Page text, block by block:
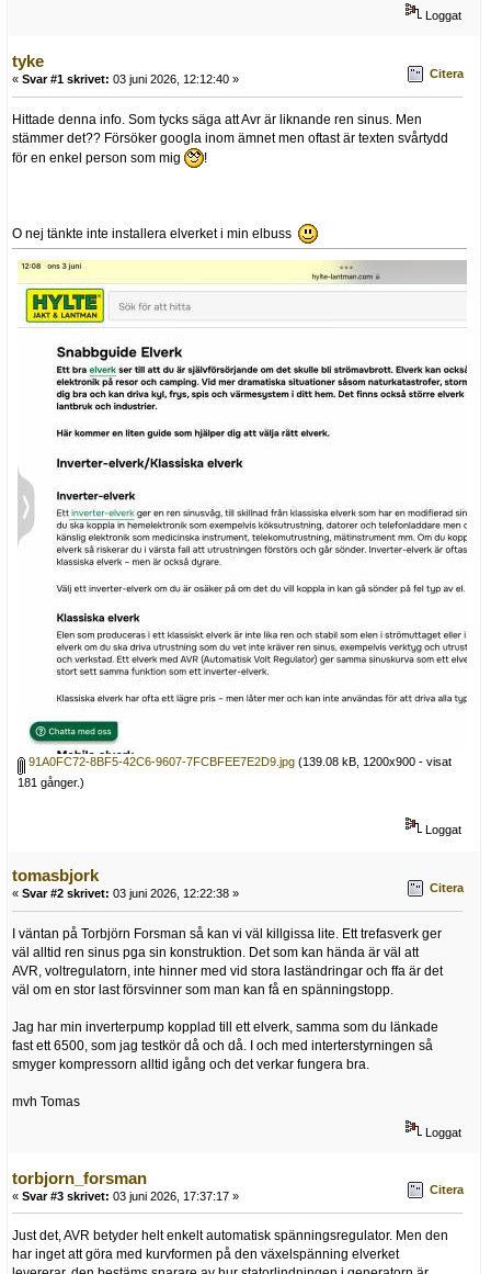
Loggat
tyke
« Svar #1 skrivet: 03 juni 2026, 12:12:40 » Citera
Hittade denna info. Som tycks säga att Avr är liknande ren sinus. Men
stämmer det?? Försöker googla inom ämnet men oftast är texten svårtydd
för en enkel person som mig
!
O nej tänkte inte installera elverket i min elbuss
91A0FC72-8BF5-42C6-9607-7FCBFEE7E2D9.jpg (139.08 kB, 1200x900 - visat
181 gånger.)
Loggat
tomasbjork
« Svar #2 skrivet: 03 juni 2026, 12:22:38 » Citera
I väntan på Torbjörn Forsman så kan vi väl killgissa lite. Ett trefasverk ger
väl alltid ren sinus pga sin konstruktion. Det som kan hända är väl att
AVR, voltregulatorn, inte hinner med vid stora laständringar och ffa är det
väl om en stor last försvinner som man kan få en spänningstopp.
Jag har min inverterpump kopplad till ett elverk, samma som du länkade
fast ett 6500, som jag testkör då och då. I och med interterstyrningen så
smyger kompressorn alltid igång och det verkar fungera bra.
mvh Tomas
Loggat
torbjorn_forsman
« Svar #3 skrivet: 03 juni 2026, 17:37:17 » Citera
Just det, AVR betyder helt enkelt automatisk spänningsregulator. Men den
har inget att göra med kurvformen på den växelspänning elverket